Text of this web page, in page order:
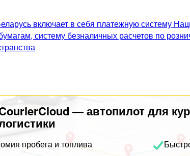
включает в себя платежную систему
систему безналичных расчетов по
— автопилот для
пробега и топлива